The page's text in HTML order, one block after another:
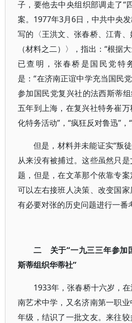
子，要他去中央组织部调走了“
案。1977年3月6日，中共中央
写的〈王洪文、张春桥、江青
（材料之二）〉，指出：“根据
已查明，张春桥是国民党特
是：“在济南正谊中学充当国民
参加国民党复兴社的法西斯蒂
五年到上海，在复兴社特务崔
化特务活动”，“疯狂反对鲁迅”，
但是，材料并未能证实“叛
从来没有被捕过。这些虽然只
题，但是，在文革那个依靠专
可以左右接班人决策、改变国
有必要对张的历史问题进行一番
二 关于“一九三三年参加
斯蒂组织华蒂社”
1933年，张春桥十六岁，
南艺术中学，又名济南第一职
年级，结识了一批文友。来往